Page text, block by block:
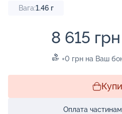
Вага:1.46 г
8 615 грн
+0 грн на Ваш
Оплата